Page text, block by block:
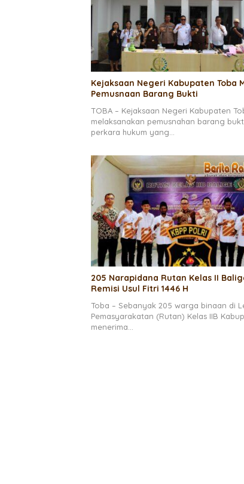
Kejaksaan Negeri Kabupaten Toba
Pemusnaan Barang Bukti
TOBA – Kejaksaan Negeri Kabupaten
melaksanakan pemusnahan barang
perkara hukum yang…
205 Narapidana Rutan Kelas II
Remisi Usul Fitri 1446 H
Toba – Sebanyak 205 warga binaan di
Pemasyarakatan (Rutan) Kelas IIB
menerima…